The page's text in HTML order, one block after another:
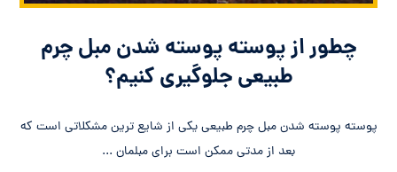
چطور از پوسته پوسته شدن مبل چرم
طبیعی جلوگیری کنیم؟
پوسته پوسته شدن مبل چرم طبیعی یکی از شایع ترین مشکلاتی است که
بعد از مدتی ممکن است برای مبلمان ...